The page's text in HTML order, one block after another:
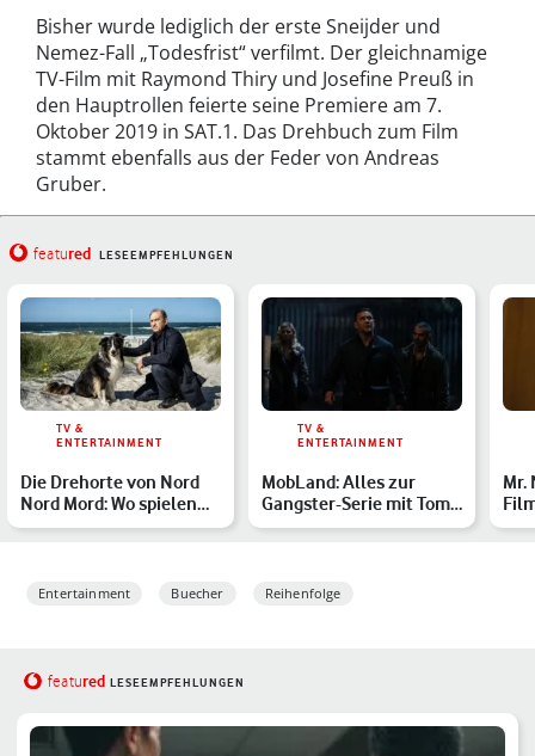
Bisher wurde lediglich der erste Sneijder und
Nemez-Fall „Todesfrist“ verfilmt. Der gleichnamige
TV-Film mit Raymond Thiry und Josefine Preuß in
den Hauptrollen feierte seine Premiere am 7.
Oktober 2019 in SAT.1. Das Drehbuch zum Film
stammt ebenfalls aus der Feder von Andreas
Gruber.
featured LESEEMPFEHLUNGEN
TV &
ENTERTAINMENT
Die Drehorte von Nord
Nord Mord: Wo spielen
die ZDF-Krimis?
TV &
ENTERTAINMENT
MobLand: Alles zur
Gangster-Serie mit Tom
Hardy auf Paramount+
Mr.
Entertainment Buecher Reihenfolge
featured LESEEMPFEHLUNGEN